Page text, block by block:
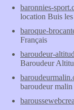
baronnies-
location Buis
baroque-
Français
baroudeur-
Baroudeur
baroudeur malin